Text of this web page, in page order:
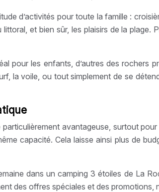
d’activités pour toute la famille :
et bien sûr, les plaisirs de la
pour les enfants, d’autres des rochers
la voile, ou tout simplement de se
avantageuse, surtout
capacité. Cela laisse ainsi plus de
dans un camping 3 étoiles de La
des offres spéciales et des